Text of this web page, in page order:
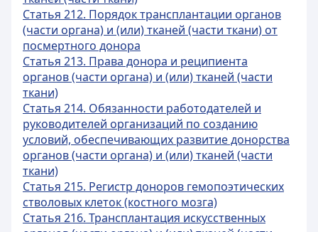
Статья 212. Порядок трансплантации органов
(части органа) и (или) тканей (части ткани) от
посмертного донора
Статья 213. Права донора и реципиента
органов (части органа) и (или) тканей (части
ткани)
Статья 214. Обязанности работодателей и
руководителей организаций по созданию
условий, обеспечивающих развитие донорства
органов (части органа) и (или) тканей (части
ткани)
Статья 215. Регистр доноров гемопоэтических
стволовых клеток (костного мозга)
Статья 216. Трансплантация искусственных